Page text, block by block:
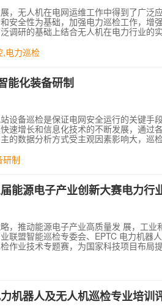
，无人机在电网运维工作中得到了广
安全性为基础，加强电力巡检工作，
调研的基础上结合无人机在电力行业
性和多样性，本书首创以案例讲技术
析无人机应用的规范作业流程，探索
,电力巡检
能化装备研制
设备巡检是保证电网安全运行的关键
速增长和信息化技术的不断发展，通
的数据分析方式受主观因素影响大，
展需求。在山东省重大专项和国网公
检数据的缺陷诊断技术研究， 研制系
研制
能源电子产业创新大赛电力行
，推动能源电子产业高质量发 展，工
器人专家工作委员会、国网河南省电力有限公司举办第三 届能源电子
作业技术专题赛，为国家科技项目布局
机器人及无人机巡检专业培训